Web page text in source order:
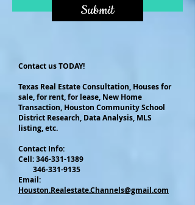
Submit
Contact us TODAY!
Texas Real Estate Consultation, Houses for
sale, for rent, for lease, New Home
Transaction, Houston Community School
District Research, Data Analysis, MLS
listing, etc.
Contact Info:
Cell:346-331-1389
346-331-9135
Email:
Houston.Realestate.Channels@gmail.com